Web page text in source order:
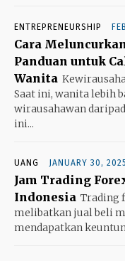
ENTREPRENEURSHIP
Cara
Panduan untuk
Wanita
Saat ini, wanita lebih
wirausahawan
ini...
UANG JANUARY 30, 2025
Jam Trading
Indonesia Trading
melibatkan jual beli
mendapatkan